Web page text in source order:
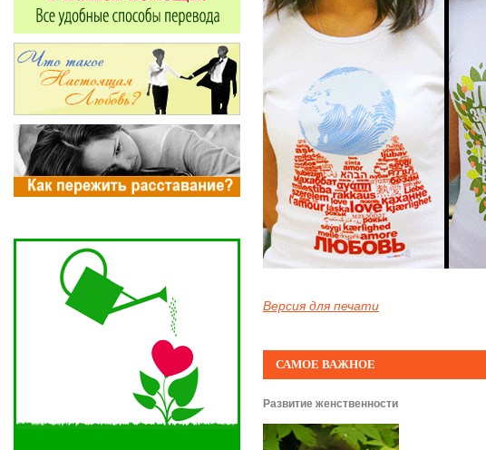
Версия для печати
САМОЕ ВАЖНОЕ
Развитие женственности